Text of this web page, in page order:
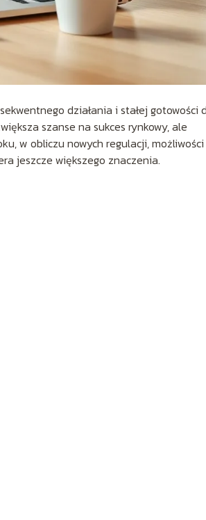
działania i stałej gotowości
szanse na sukces rynkowy, ale
w obliczu nowych regulacji, możliwości
jeszcze większego znaczenia.